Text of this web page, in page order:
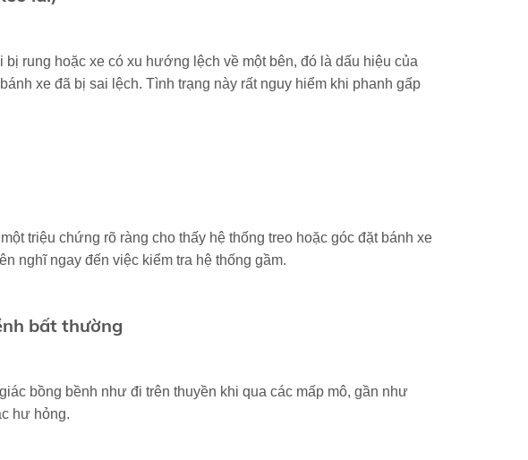
rung hoặc xe có xu hướng lệch về một bên, đó là dấu hiệu của
xe đã bị sai lệch. Tình trạng này rất nguy hiểm khi phanh gấp
triệu chứng rõ ràng cho thấy hệ thống treo hoặc góc đặt bánh xe
nghĩ ngay đến việc kiểm tra hệ thống gầm.
bất thường
bồng bềnh như đi trên thuyền khi qua các mấp mô, gần như
hư hỏng.